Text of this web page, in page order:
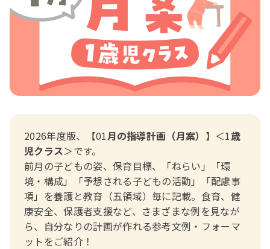
年間カリキュラム
2026年度版、【01月の指導計画（月案） 】＜1歳
児クラス＞です。
前月の子どもの姿、保育目標、「ねらい」「環
境・構成」「予想される子どもの活動」「配慮事
項」を養護と教育（五領域）毎に記載。食育、健
康安全、保護者支援など、さまざまな例を見なが
ら、自分なりの計画が作れる参考文例・フォーマ
ットをご紹介！